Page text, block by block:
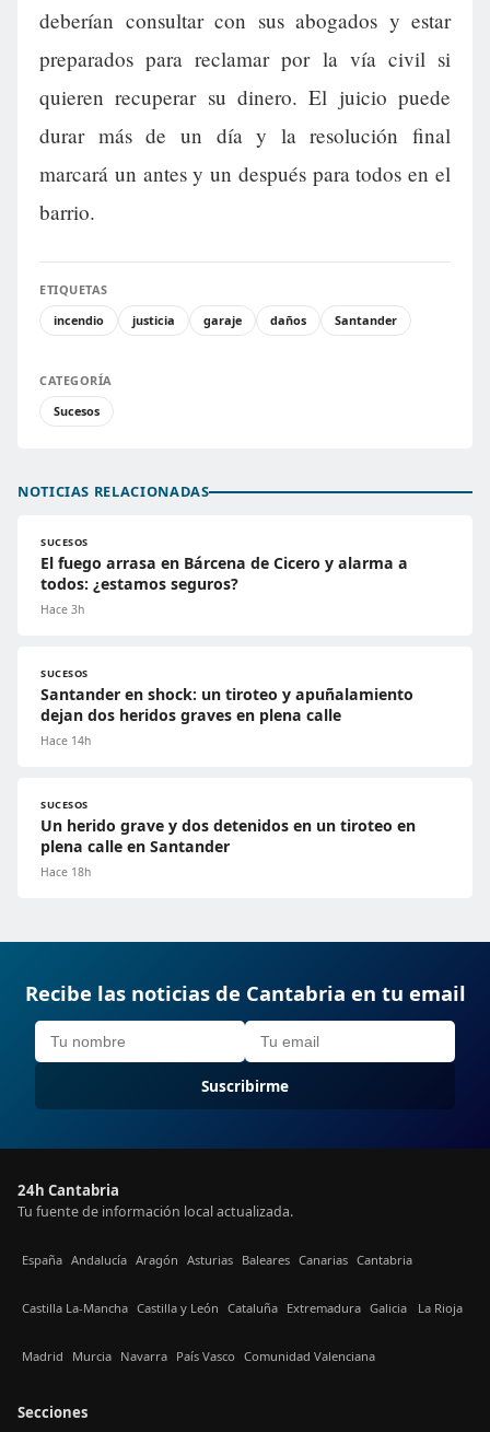
deberían consultar con sus abogados y estar
preparados para reclamar por la vía civil si
quieren recuperar su dinero. El juicio puede
durar más de un día y la resolución final
marcará un antes y un después para todos en el
barrio.
ETIQUETAS
incendio
justicia garaje daños Santander
CATEGORÍA
Sucesos
NOTICIAS RELACIONADAS
SUCESOS
El fuego arrasa en Bárcena de Cicero y alarma a
todos: ¿estamos seguros?
Hace 3h
SUCESOS
Santander en shock: un tiroteo y apuñalamiento
dejan dos heridos graves en plena calle
Hace 14h
SUCESOS
Un herido grave y dos detenidos en un tiroteo en
plena calle en Santander
Hace 18h
Recibe las noticias de Cantabria en tu email
Suscribirme
24h Cantabria
Tu fuente de información local actualizada.
España Andalucía Aragón Asturias Baleares Canarias Cantabria
Castilla La-Mancha Castilla y León Cataluña Extremadura Galicia La Rioja
Madrid Murcia Navarra País Vasco Comunidad Valenciana
Secciones